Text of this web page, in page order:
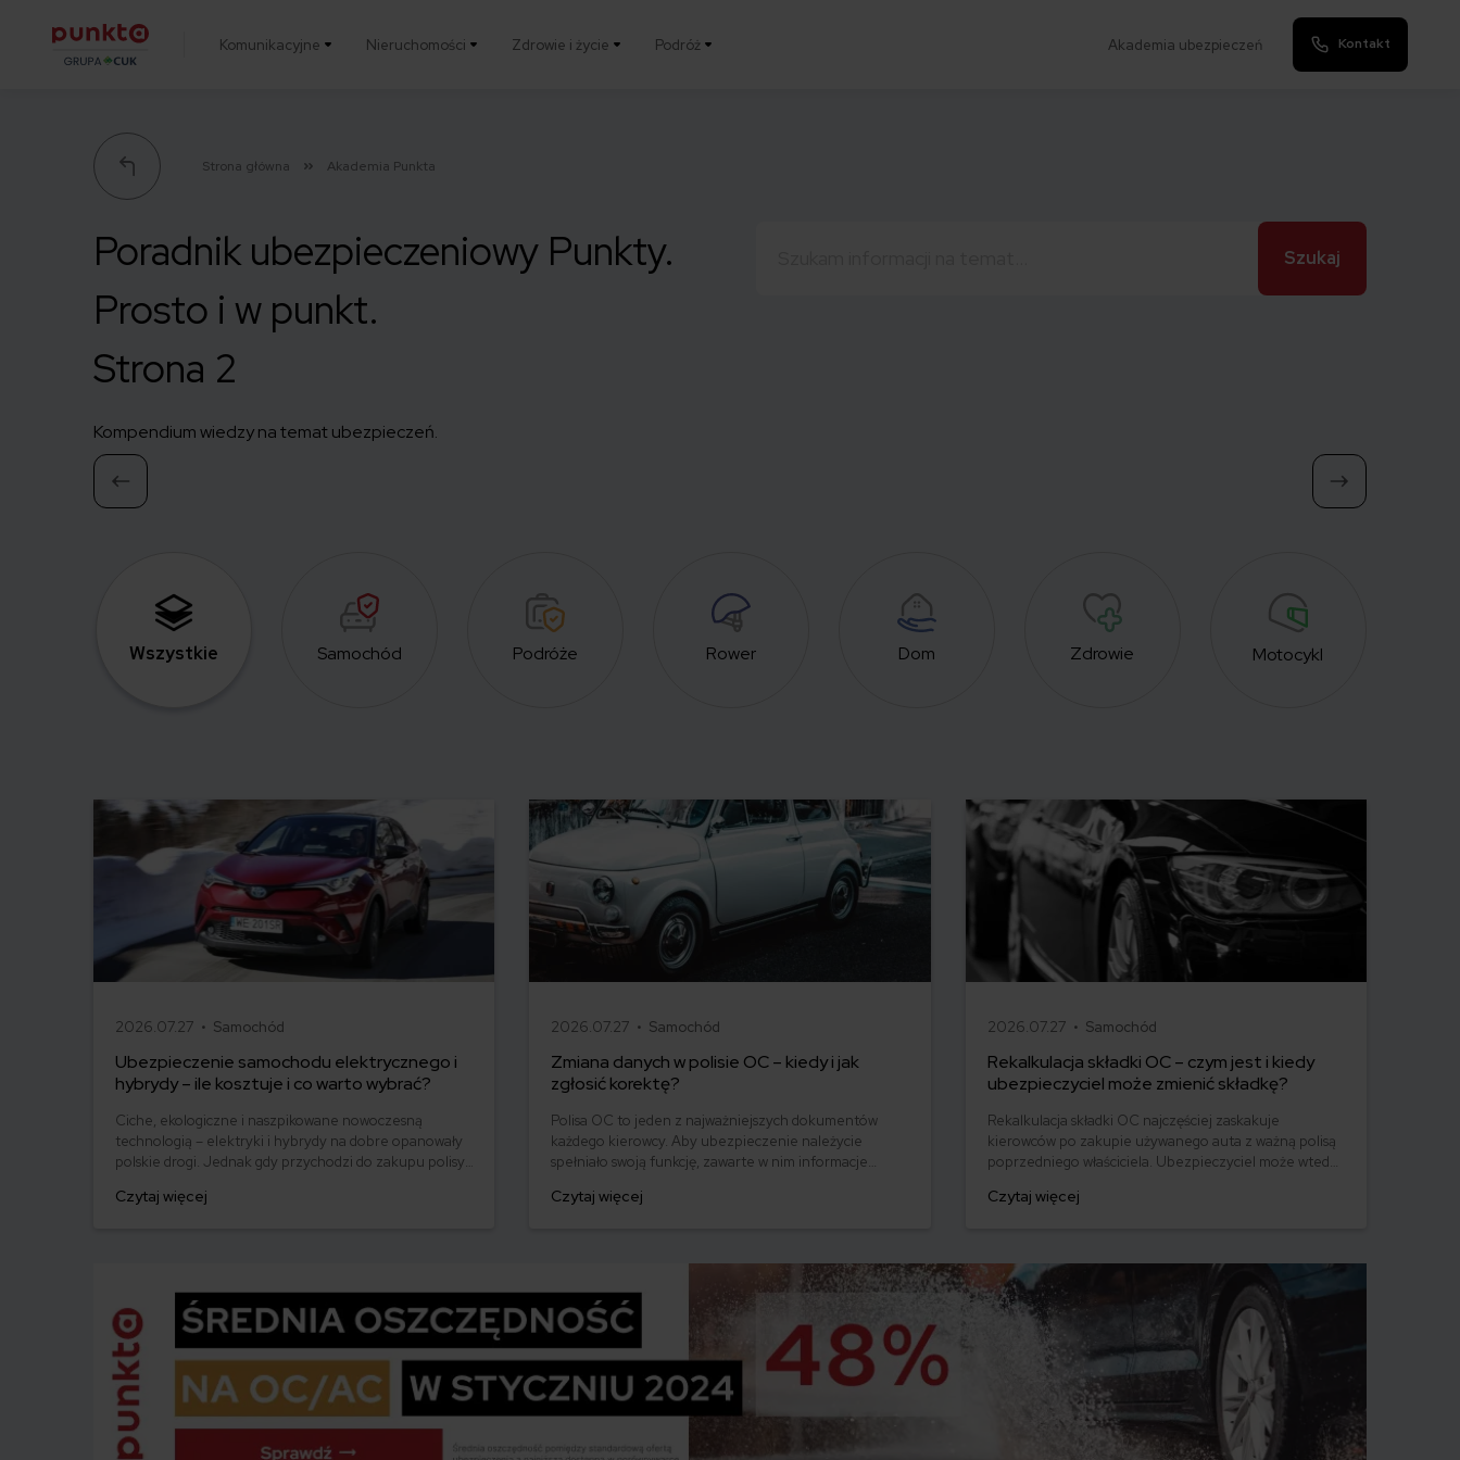
Komunikacyjne Nieruchomości Zdrowie i życie Podróż Akademia ubezpieczeń Kontakt
Strona główna Akademia Punkta
Poradnik ubezpieczeniowy Punkty.
Prosto i w punkt.
Strona 2
Kompendium wiedzy na temat ubezpieczeń.
Wszystkie Samochód Podróże Rower Dom Zdrowie Motocykl
2026.07.27 • Samochód
Ubezpieczenie samochodu elektrycznego i
hybrydy – ile kosztuje i co warto wybrać?
Ciche, ekologiczne i naszpikowane nowoczesną
technologią – elektryki i hybrydy na dobre opanowały
polskie drogi. Jednak gdy przychodzi do zakupu polisy,
ubezpieczenie „zielonego” samochodu musi być
Czytaj więcej
2026.07.27 • Samochód
Zmiana danych w polisie OC – kiedy i jak
zgłosić korektę?
Polisa OC to jeden z najważniejszych dokumentów
każdego kierowcy. Aby ubezpieczenie należycie
spełniało swoją funkcję, zawarte w nim informacje
Życie pisze jednak różne scenariusze – przeprowadzka,
sytuacji, które wymagają aktualizacji danych.
Czytaj więcej
2026.07.27 • Samochód
Rekalkulacja składki OC – czym jest i kiedy
ubezpieczyciel może zmienić składkę?
Rekalkulacja składki OC najczęściej zaskakuje
kierowców po zakupie używanego auta z ważną polisą
poprzedniego właściciela. Ubezpieczyciel może wtedy
pod uwagę dane nowego właściciela i ryzyko
nowa składka okaże się niekorzystna.
Czytaj więcej